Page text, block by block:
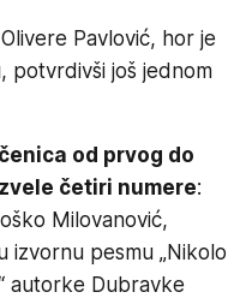
Pavlović, hor je
potvrdivši još jednom
od prvog do
četiri numere:
Milovanović,
izvornu pesmu „Nikolo
autorke Dubravke